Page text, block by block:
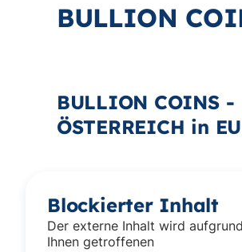
BULLION
BULLION COINS -
ÖSTERREICH in
Blockierter Inhalt
Der externe Inhalt wird
Ihnen getroffenen